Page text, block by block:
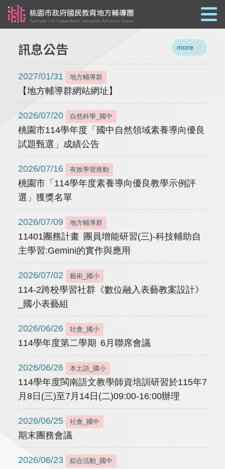
訊息公告 more
2027/01/31 地方輔導群
【地方輔導群網站網址】
2026/07/20 自然科學_國中
桃園市114學年度「國中自然領域素養導向優良
試題甄選」成績公告
2026/07/16 有效學習推動
桃園市「114學年度素養導向優良教學示例評
選」獲獎名單
2026/07/09 地方輔導群
11401團務計畫 團員增能研習(三)-科技輔助自
主學習:Gemini的實作與應用
2026/07/02 藝術_國小
114-2跨校學習社群《數位融入表藝教案設計》
_國小表藝組
2026/06/26 社會_國小
114學年度第二學期 6月聯席會議
2026/06/26 本土語_國小
114學年度閩南語文教學師資培訓研習於115年7
月8日(三)至7月14日(二)09:00-16:00辦理
2026/06/25 社會_國中
期末團務會議
2026/06/23 綜合活動_國中